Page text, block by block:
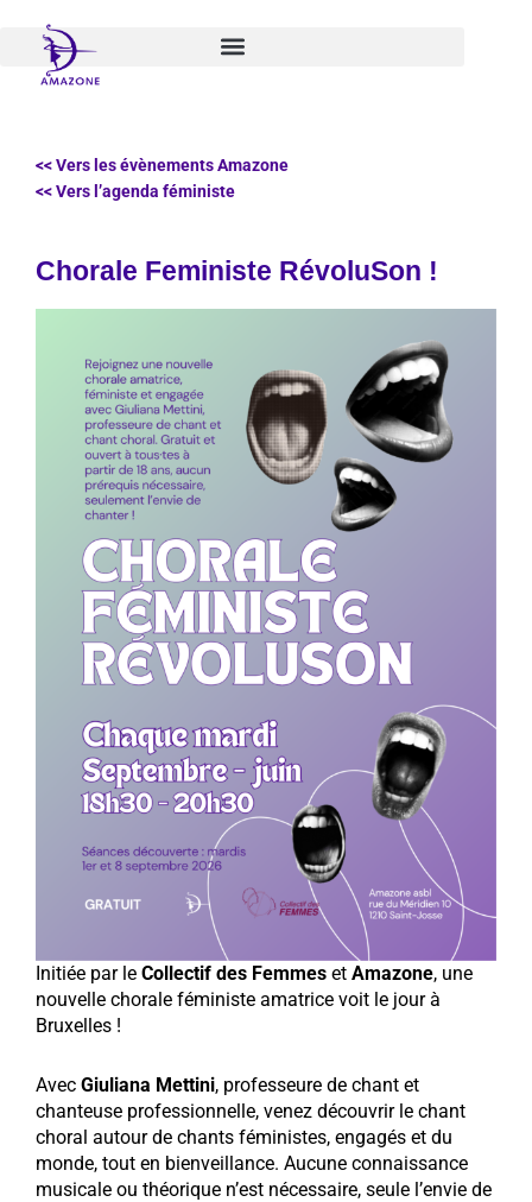
contenu
<< Vers les évènements Amazone
<< Vers l’agenda féministe
Chorale Feministe RévoluSon !
Initiée par le Collectif des Femmes et Amazone, une
nouvelle chorale féministe amatrice voit le jour à
Bruxelles !
Avec Giuliana Mettini, professeure de chant et
chanteuse professionnelle, venez découvrir le chant
choral autour de chants féministes, engagés et du
monde, tout en bienveillance. Aucune connaissance
musicale ou théorique n’est nécessaire, seule l’envie de